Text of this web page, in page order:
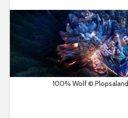
100% Wolf ©